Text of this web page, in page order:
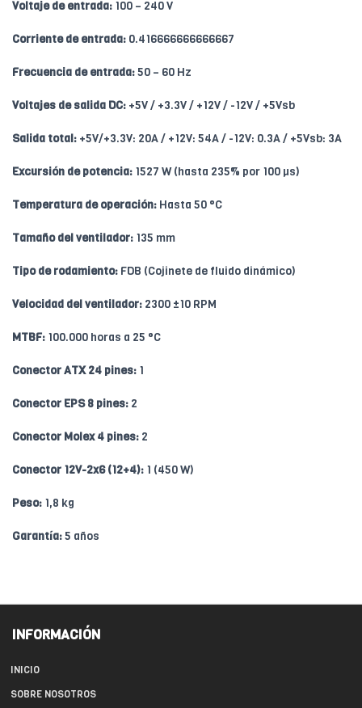
Voltaje de entrada: 100 – 240 V
Corriente de entrada: 0.416666666666667
Frecuencia de entrada:50 – 60 Hz
Voltajes de salida DC: +5V / +3.3V / +12V / -12V / +5Vsb
Salida total: +5V/+3.3V: 20A / +12V: 54A / -12V: 0.3A / +5Vsb: 3A
Excursión de potencia: 1527 W (hasta 235% por 100 µs)
Temperatura de operación: Hasta 50 °C
Tamaño del ventilador: 135 mm
Tipo de rodamiento: FDB (Cojinete de fluido dinámico)
Velocidad del ventilador: 2300 ±10 RPM
MTBF: 100.000 horas a 25 °C
Conector ATX 24 pines: 1
Conector EPS 8 pines: 2
Conector Molex 4 pines: 2
Conector 12V-2x6 (12+4): 1 (450 W)
Peso: 1,8 kg
Garantía:5 años
INFORMACIÓN
INICIO
SOBRE NOSOTROS